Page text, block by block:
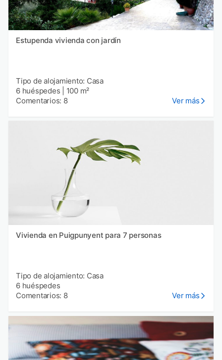
Estupenda vivienda con jardín
Tipo de alojamiento: Casa
6 huéspedes
100 m²
Comentarios: 8
Ver más
Vivienda en Puigpunyent para 7 personas
Tipo de alojamiento: Casa
6 huéspedes
Comentarios: 8
Ver más